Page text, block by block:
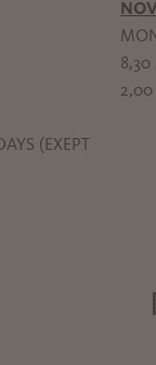
(EXEPT
8,30
2,00